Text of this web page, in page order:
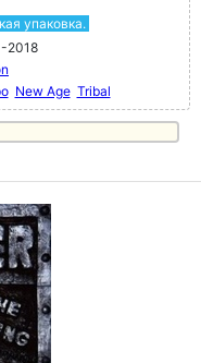
упаковка.
2018
New Age Tribal